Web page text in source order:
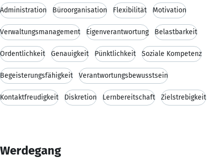
Administration Büroorganisation Flexibilität Motivation
Verwaltungsmanagement Eigenverantwortung Belastbarkeit
Ordentlichkeit Genauigkeit Pünktlichkeit Soziale Kompetenz
Begeisterungsfähigkeit Verantwortungsbewusstsein
Kontaktfreudigkeit Diskretion Lernbereitschaft Zielstrebigkeit
Werdegang